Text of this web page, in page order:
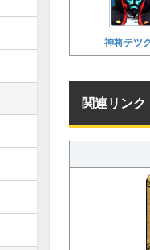
神将テツ
関連リンク